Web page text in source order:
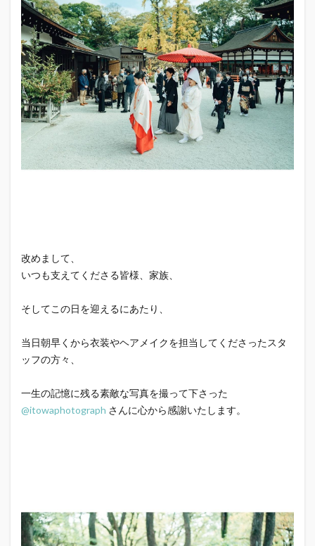
⁡改めまして、
いつも支えてくださる皆様、家族、
そしてこの日を迎えるにあたり、
当日朝早くから衣装やヘアメイクを担当してくださったスタ
ッフの方々、
一生の記憶に残る素敵な写真を撮って下さった
@itowaphotograph さんに心から感謝いたします。